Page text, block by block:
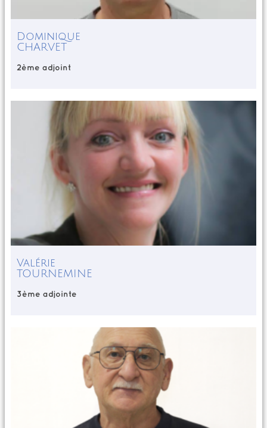
Dominique
CHARVET
2ème adjoint
Valérie
TOURNEMINE
3ème adjointe